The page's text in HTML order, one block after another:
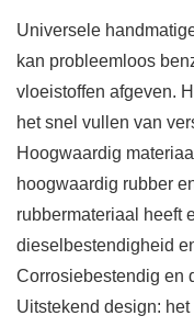
Universele
kan probleemloos
vloeistoffen afgeven.
het snel vullen van
Hoogwaardig
hoogwaardig rubber
rubbermateriaal heeft
dieselbestendigheid
Corrosiebestendig en
Uitstekend design: